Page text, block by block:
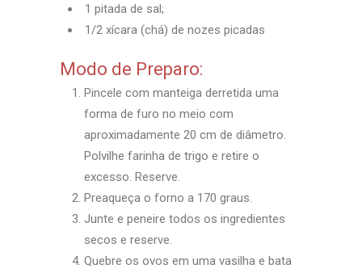
1 pitada de sal;
1/2 xícara (chá) de nozes picadas
Modo de Preparo:
Pincele com manteiga derretida uma
forma de furo no meio com
aproximadamente 20 cm de diâmetro.
Polvilhe farinha de trigo e retire o
excesso. Reserve.
Preaqueça o forno a 170 graus.
Junte e peneire todos os ingredientes
secos e reserve.
Quebre os ovos em uma vasilha e bata